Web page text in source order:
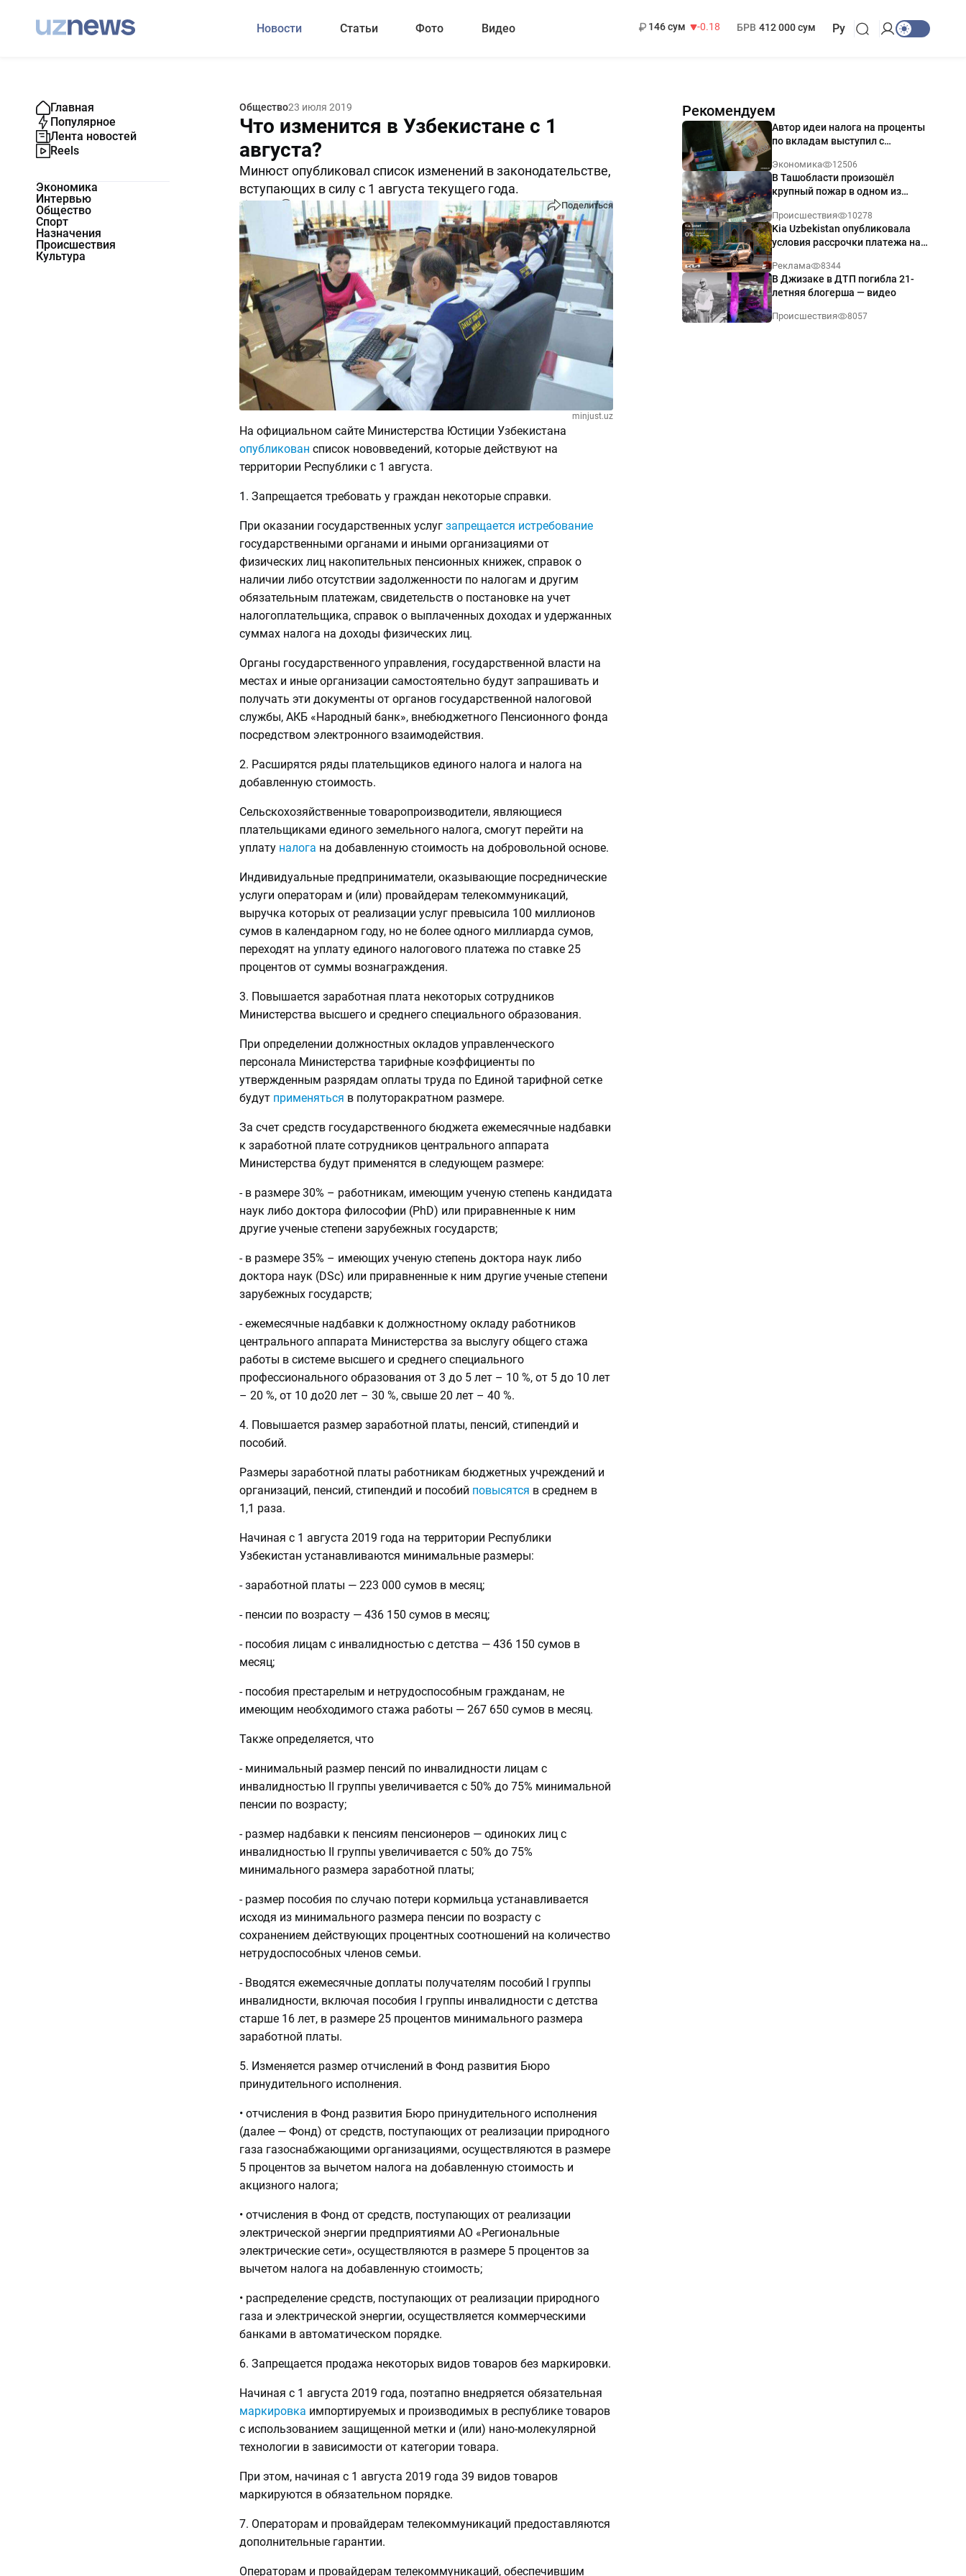
Новости Статьи Фото Видео
146 сум
-0.18
БРВ 412 000 сум Ру
Главная
Популярное
Лента новостей
Reels
Экономика
Интервью
Общество
Спорт
Назначения
Происшествия
Культура
Общество23 июля 2019
Что изменится в Узбекистане с 1
августа?
Минюст опубликовал список изменений в законодательстве,
вступающих в силу с 1 августа текущего года.
Поделиться
minjust.uz
На официальном сайте Министерства Юстиции Узбекистана
опубликован список нововведений, которые действуют на
территории Республики с 1 августа.
1. Запрещается требовать у граждан некоторые справки.
При оказании государственных услуг запрещается истребование
государственными органами и иными организациями от
физических лиц накопительных пенсионных книжек, справок о
наличии либо отсутствии задолженности по налогам и другим
обязательным платежам, свидетельств о постановке на учет
налогоплательщика, справок о выплаченных доходах и удержанных
суммах налога на доходы физических лиц.
Органы государственного управления, государственной власти на
местах и иные организации самостоятельно будут запрашивать и
получать эти документы от органов государственной налоговой
службы, АКБ «Народный банк», внебюджетного Пенсионного фонда
посредством электронного взаимодействия.
2. Расширятся ряды плательщиков единого налога и налога на
добавленную стоимость.
Сельскохозяйственные товаропроизводители, являющиеся
плательщиками единого земельного налога, смогут перейти на
уплату налога на добавленную стоимость на добровольной основе.
Индивидуальные предприниматели, оказывающие посреднические
услуги операторам и (или) провайдерам телекоммуникаций,
выручка которых от реализации услуг превысила 100 миллионов
сумов в календарном году, но не более одного миллиарда сумов,
переходят на уплату единого налогового платежа по ставке 25
процентов от суммы вознаграждения.
3. Повышается заработная плата некоторых сотрудников
Министерства высшего и среднего специального образования.
При определении должностных окладов управленческого
персонала Министерства тарифные коэффициенты по
утвержденным разрядам оплаты труда по Единой тарифной сетке
будут применяться в полуторакратном размере.
За счет средств государственного бюджета ежемесячные надбавки
к заработной плате сотрудников центрального аппарата
Министерства будут применятся в следующем размере:
- в размере 30% – работникам, имеющим ученую степень кандидата
наук либо доктора философии (PhD) или приравненные к ним
другие ученые степени зарубежных государств;
- в размере 35% – имеющих ученую степень доктора наук либо
доктора наук (DSc) или приравненные к ним другие ученые степени
зарубежных государств;
- ежемесячные надбавки к должностному окладу работников
центрального аппарата Министерства за выслугу общего стажа
работы в системе высшего и среднего специального
профессионального образования от 3 до 5 лет – 10 %, от 5 до 10 лет
– 20 %, от 10 до20 лет – 30 %, свыше 20 лет – 40 %.
4. Повышается размер заработной платы, пенсий, стипендий и
пособий.
Размеры заработной платы работникам бюджетных учреждений и
организаций, пенсий, стипендий и пособий повысятся в среднем в
1,1 раза.
Начиная с 1 августа 2019 года на территории Республики
Узбекистан устанавливаются минимальные размеры:
- заработной платы — 223 000 сумов в месяц;
- пенсии по возрасту — 436 150 сумов в месяц;
- пособия лицам с инвалидностью с детства — 436 150 сумов в
месяц;
- пособия престарелым и нетрудоспособным гражданам, не
имеющим необходимого стажа работы — 267 650 сумов в месяц.
Также определяется, что
- минимальный размер пенсий по инвалидности лицам с
инвалидностью II группы увеличивается с 50% до 75% минимальной
пенсии по возрасту;
- размер надбавки к пенсиям пенсионеров — одиноких лиц с
инвалидностью II группы увеличивается с 50% до 75%
минимального размера заработной платы;
- размер пособия по случаю потери кормильца устанавливается
исходя из минимального размера пенсии по возрасту с
сохранением действующих процентных соотношений на количество
нетрудоспособных членов семьи.
- Вводятся ежемесячные доплаты получателям пособий I группы
инвалидности, включая пособия I группы инвалидности с детства
старше 16 лет, в размере 25 процентов минимального размера
заработной платы.
5. Изменяется размер отчислений в Фонд развития Бюро
принудительного исполнения.
• отчисления в Фонд развития Бюро принудительного исполнения
(далее — Фонд) от средств, поступающих от реализации природного
газа газоснабжающими организациями, осуществляются в размере
5 процентов за вычетом налога на добавленную стоимость и
акцизного налога;
• отчисления в Фонд от средств, поступающих от реализации
электрической энергии предприятиями АО «Региональные
электрические сети», осуществляются в размере 5 процентов за
вычетом налога на добавленную стоимость;
• распределение средств, поступающих от реализации природного
газа и электрической энергии, осуществляется коммерческими
банками в автоматическом порядке.
6. Запрещается продажа некоторых видов товаров без маркировки.
Начиная с 1 августа 2019 года, поэтапно внедряется обязательная
маркировка импортируемых и производимых в республике товаров
с использованием защищенной метки и (или) нано-молекулярной
технологии в зависимости от категории товара.
При этом, начиная с 1 августа 2019 года 39 видов товаров
маркируются в обязательном порядке.
7. Операторам и провайдерам телекоммуникаций предоставляются
дополнительные гарантии.
Операторам и провайдерам телекоммуникаций, обеспечившим
Рекомендуем
Автор идеи налога на проценты
по вкладам выступил с
Экономика 12506
В Ташобласти произошёл
крупный пожар в одном из
Происшествия 10278
Kia Uzbekistan опубликовала
условия рассрочки платежа на
годовых
Реклама 8344
В Джизаке в ДТП погибла 21-
летняя блогерша — видео
Происшествия 8057